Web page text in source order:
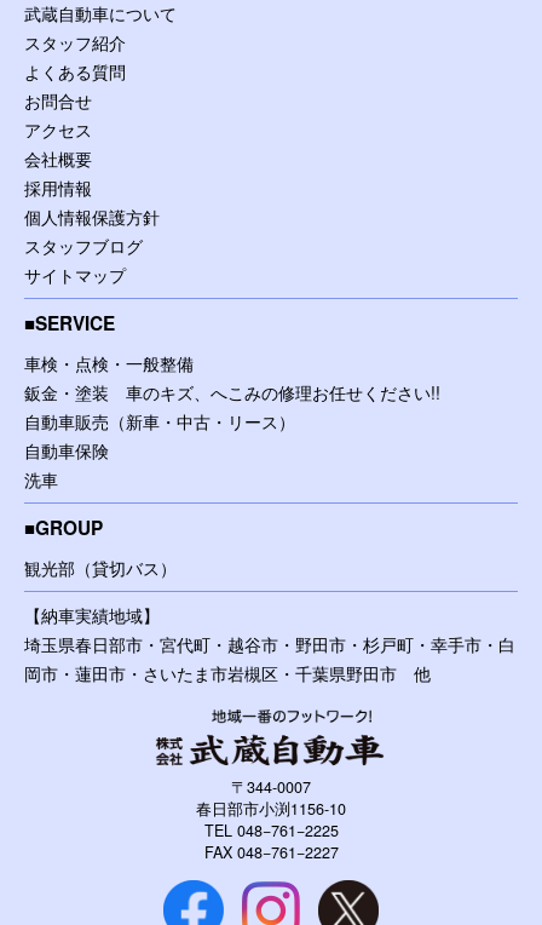
武蔵自動車について
スタッフ紹介
よくある質問
お問合せ
アクセス
会社概要
採用情報
個人情報保護方針
スタッフブログ
サイトマップ
SERVICE
車検・点検・一般整備
鈑金・塗装 車のキズ、へこみの修理お任せください!!
自動車販売（新車・中古・リース）
自動車保険
洗車
GROUP
観光部（貸切バス）
【納車実績地域】
埼玉県春日部市・宮代町・越谷市・野田市・杉戸町・幸手市・白
岡市・蓮田市・さいたま市岩槻区・千葉県野田市 他
〒344-0007
春日部市小渕1156-10
TEL 048−761−2225
FAX 048−761−2227